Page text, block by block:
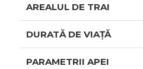
AREALUL DE TRAI
DURATĂ DE VIAȚĂ
PARAMETRII APEI